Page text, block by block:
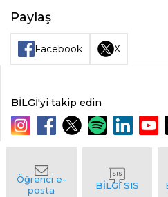
Paylaş
Facebook X
BİLGİ'yi takip edin